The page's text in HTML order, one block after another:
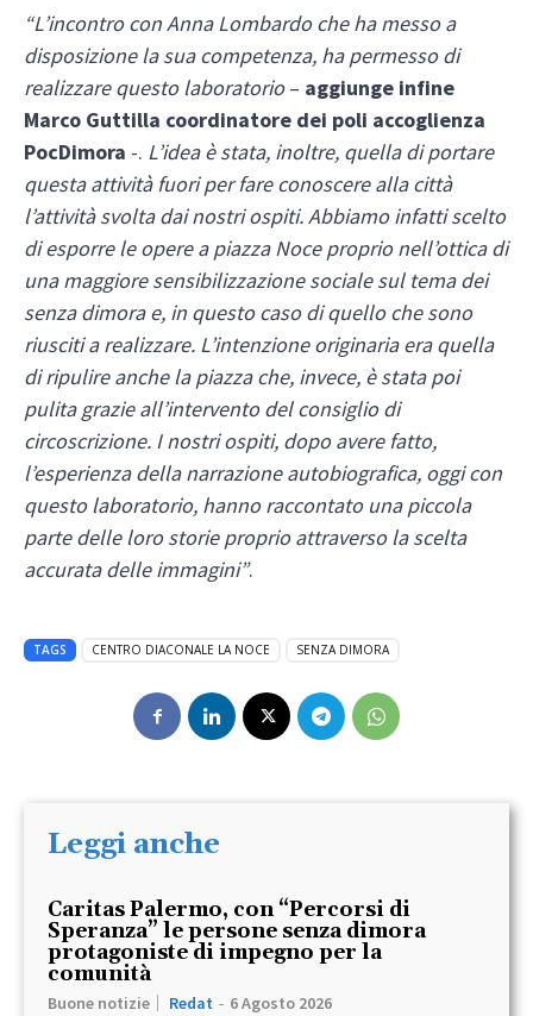
“L’incontro con Anna Lombardo che ha messo a
disposizione la sua competenza, ha permesso di
realizzare questo laboratorio– aggiunge infine
Marco Guttilla coordinatore dei poli accoglienza
PocDimora -. L’idea è stata, inoltre, quella di portare
questa attività fuori per fare conoscere alla città
l’attività svolta dai nostri ospiti. Abbiamo infatti scelto
di esporre le opere a piazza Noce proprio nell’ottica di
una maggiore sensibilizzazione sociale sul tema dei
senza dimora e, in questo caso di quello che sono
riusciti a realizzare. L’intenzione originaria era quella
di ripulire anche la piazza che, invece, è stata poi
pulita grazie all’intervento del consiglio di
circoscrizione. I nostri ospiti, dopo avere fatto,
l’esperienza della narrazione autobiografica, oggi con
questo laboratorio, hanno raccontato una piccola
parte delle loro storie proprio attraverso la scelta
accurata delle immagini”.
TAGS CENTRO DIACONALE LA NOCE SENZA DIMORA
Leggi anche
Caritas Palermo, con “Percorsi di
Speranza” le persone senza dimora
protagoniste di impegno per la
comunità
Buone notizie Redat - 6 Agosto 2026